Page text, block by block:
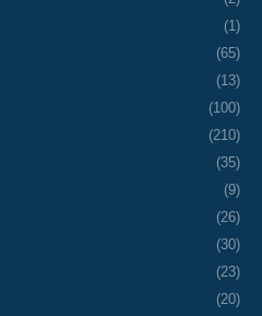
(1)
(65)
(13)
(100)
(210)
(35)
(9)
(26)
(30)
(23)
(20)